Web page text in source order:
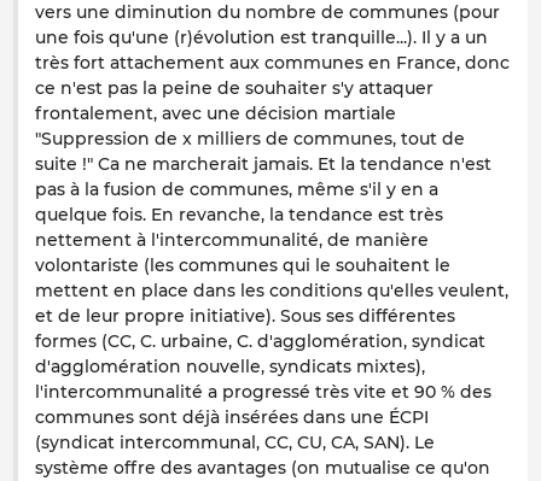
vers une diminution du nombre de communes (pour
une fois qu'une (r)évolution est tranquille...). Il y a un
très fort attachement aux communes en France, donc
ce n'est pas la peine de souhaiter s'y attaquer
frontalement, avec une décision martiale
"Suppression de x milliers de communes, tout de
suite !" Ca ne marcherait jamais. Et la tendance n'est
pas à la fusion de communes, même s'il y en a
quelque fois. En revanche, la tendance est très
nettement à l'intercommunalité, de manière
volontariste (les communes qui le souhaitent le
mettent en place dans les conditions qu'elles veulent,
et de leur propre initiative). Sous ses différentes
formes (CC, C. urbaine, C. d'agglomération, syndicat
d'agglomération nouvelle, syndicats mixtes),
l'intercommunalité a progressé très vite et 90 % des
communes sont déjà insérées dans une ÉCPI
(syndicat intercommunal, CC, CU, CA, SAN). Le
système offre des avantages (on mutualise ce qu'on